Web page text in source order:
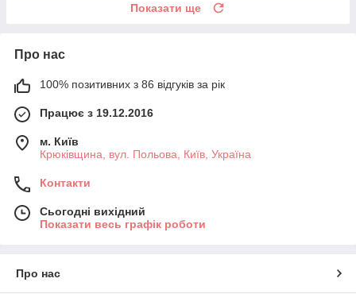
Показати ще
Про нас
100% позитивних з 86 відгуків за рік
Працює з 19.12.2016
м. Київ
Крюківщина, вул. Польова, Київ, Україна
Контакти
Сьогодні вихідний
Показати весь графік роботи
Про нас